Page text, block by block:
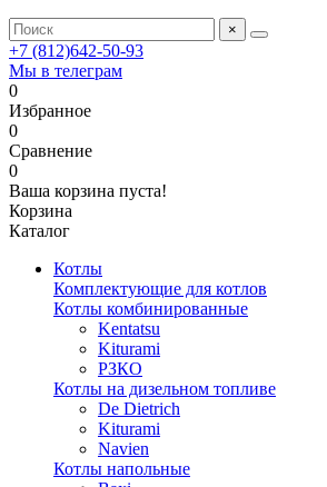
×
+7 (812)642-50-93
Мы в телеграм
0
Избранное
0
Сравнение
0
Ваша корзина пуста!
Корзина
Каталог
Котлы
Комплектующие для котлов
Котлы комбинированные
Kentatsu
Kiturami
РЗКО
Котлы на дизельном топливе
De Dietrich
Kiturami
Navien
Котлы напольные